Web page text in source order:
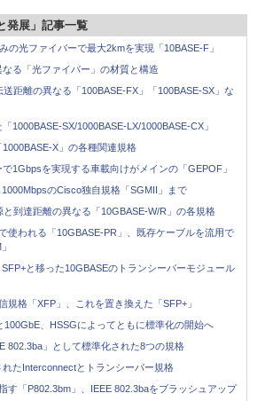
発展」記事一覧
の光ファイバーで最大2kmを実現「10BASE-F」
る「光ファイバー」の材質と構造
距離の異なる「100BASE-FX」「100BASE-SX」な
1000BASE-SX/1000BASE-LX/1000BASE-CX」
X」の各種関連規格
1Gbpsを実現する車載向けがメインの「GEPOF」
のCisco独自規格「SGMII」まで
到達距離の異なる「10GBASE-W/R」の各規格
使われる「10GBASE-PR」、既存ケーブルを流用で
と移った10GBASEのトランシーバーモジュール
規格「XFP」、これを置き換えた「SFP+」
100GbE、HSSGによってともに標準化の開始へ
802.3ba」として標準化された8つの規格
れたInterconnectとトランシーバー規格
す「P802.3bm」、IEEE 802.3baをブラッシュアップ